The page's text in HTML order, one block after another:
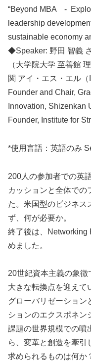
“Beyond MBA -
leadership
sustainable economy
◆Speaker: 野田 智義
（大学院大学 至善館
関 アイ・エス・エル（
Founder and Chair,
Innovation, Shizenkan
Founder, Institute for
*使用言語：英語のみ
200人の参加者での英
カッションと全体での
た。米国型のビジネス
ず、何が必要か。
終了後は、Networking
めました。
20世紀資本主義の象
大きな転換点を迎えて
グローバリゼーション
ションのエクスポネン
課題の世界規模での噴
ら、変革と創造を牽引
求められるものは何か